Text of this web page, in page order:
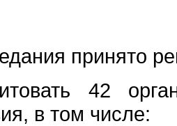
принято
42
в том числе: